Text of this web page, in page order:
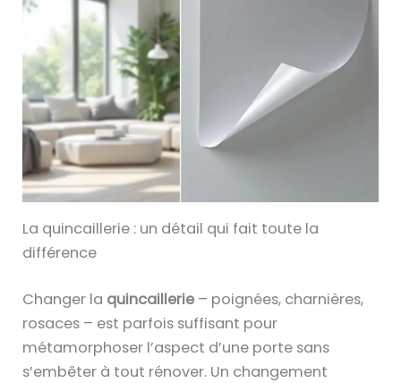
La quincaillerie : un détail qui fait toute la
différence
Changer la quincaillerie – poignées, charnières,
rosaces – est parfois suffisant pour
métamorphoser l’aspect d’une porte sans
s’embêter à tout rénover. Un changement